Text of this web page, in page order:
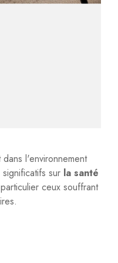
l'environnement
sur la santé
ceux souffrant